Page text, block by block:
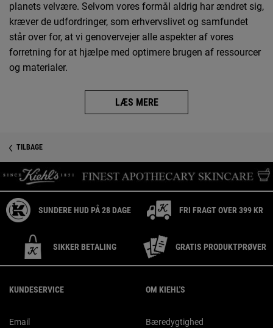
planets velvære. Selvom vores formål aldrig har ændret sig,
kræver de udfordringer, som erhvervslivet og samfundet
står over for, at vi genovervejer alle aspekter af vores
forretning for at hjælpe med optimere brugen af ressourcer
og materialer.
LÆS MERE
TILBAGE
SUNDERE HUD PÅ 28 DAGE FRI FRAGT OVER 399 KR
SIKKER BETALING GRATIS PRODUKTPRØVER
KUNDESERVICE
Email
OM KIEHL'S
Bæredygtighed